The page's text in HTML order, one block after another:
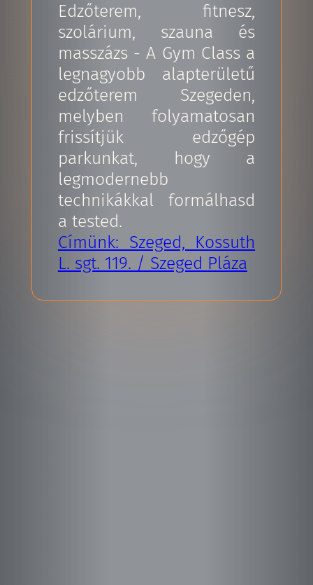
Edzőterem, fitnesz,
szolárium, szauna és
masszázs - A Gym Class a
legnagyobb alapterületű
edzőterem Szegeden,
melyben folyamatosan
frissítjük edzőgép
parkunkat, hogy a
legmodernebb
technikákkal formálhasd
a tested.
Címünk: Szeged, Kossuth
L. sgt. 119. / Szeged Pláza